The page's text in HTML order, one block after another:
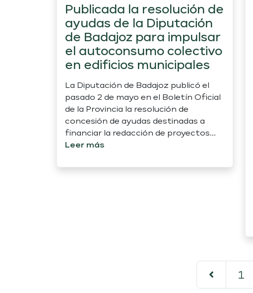
Publicada la resolución de
ayudas de la Diputación
de Badajoz para impulsar
el autoconsumo colectivo
en edificios municipales
La Diputación de Badajoz publicó el
pasado 2 de mayo en el Boletín Oficial
de la Provincia la resolución de
concesión de ayudas destinadas a
financiar la redacción de proyectos...
Leer más
1